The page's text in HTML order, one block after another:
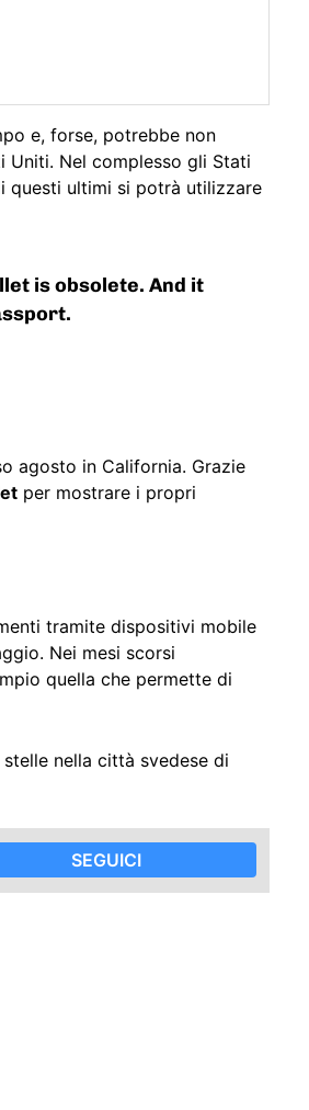
e, forse, potrebbe non
Uniti. Nel complesso gli Stati
questi ultimi si potrà utilizzare
is obsolete. And it
agosto in California. Grazie
per mostrare i propri
tramite dispositivi mobile
Nei mesi scorsi
quella che permette di
nella città svedese di
SEGUICI